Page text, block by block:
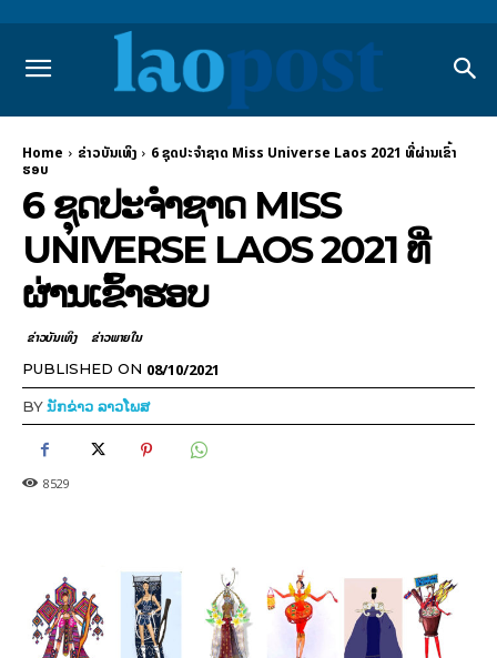
Home ​ຂ່າວບັນເທິງ
6 ຊຸດປະຈໍາຊາດ Miss Universe Laos 2021 ທີ່ຜ່ານເຂົ້າ
ຮອບ
6 ຊຸດປະຈໍາຊາດ MISS
UNIVERSE LAOS 2021 ທີ່
ຜ່ານເຂົ້າຮອບ
​ຂ່າວບັນເທິງ ຂ່າວພາຍ​ໃນ
PUBLISHED ON 08/10/2021
BYນັກຂ່າວ ລາວໂພສ
8529